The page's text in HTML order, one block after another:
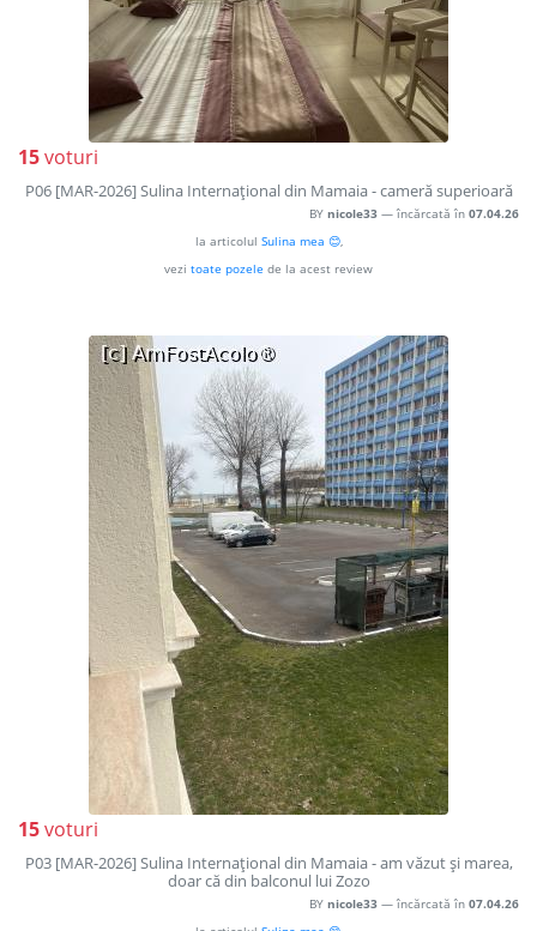
15voturi
P06 [MAR-2026] Sulina Internaţional din Mamaia - cameră superioară
BY nicole33 — încărcată în 07.04.26
la articolul Sulina mea 😊,
vezi toate pozele de la acest review
15voturi
P03 [MAR-2026] Sulina Internaţional din Mamaia - am văzut şi marea,
doar că din balconul lui Zozo
BY nicole33 — încărcată în 07.04.26